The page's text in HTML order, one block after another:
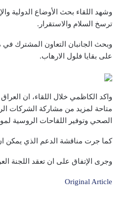
وشهد اللقاء بحث الأوضاع الدولية
ترسخ السلام والاستقرار.
وبحث الجانبان التعاون المشترك
على بقايا فلول الارهاب.
واكد الكاظمي خلال اللقاء، ان
متاحة لمزيد من مشاركة الشركات
الصحي وتوفير اللقاحات الروسية
كما جرت مناقشة الدعم الذي يمكن ان
وجرى الإتفاق على ان تعقد اللجنة
Original Article